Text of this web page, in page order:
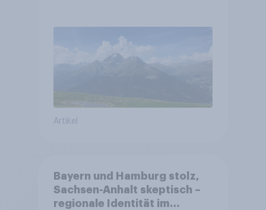
Altersvorsorge
Artikel
Bayern und Hamburg stolz,
Sachsen-Anhalt skeptisch –
regionale Identität im